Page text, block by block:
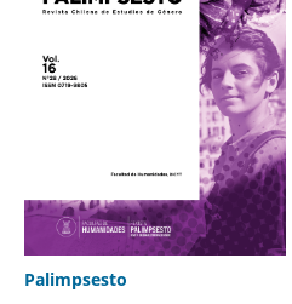
Palimpsesto